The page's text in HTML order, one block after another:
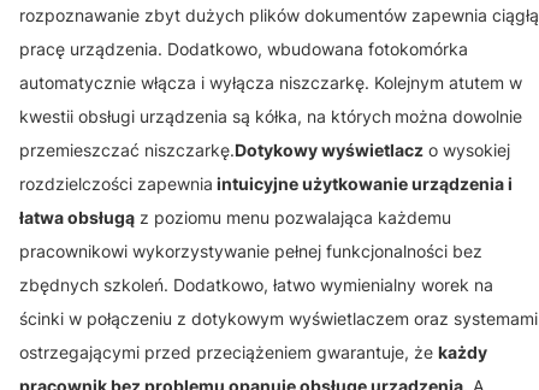
rozpoznawanie zbyt dużych plików dokumentów zapewnia ciągłą
pracę urządzenia. Dodatkowo, wbudowana fotokomórka
automatycznie włącza i wyłącza niszczarkę. Kolejnym atutem w
kwestii obsługi urządzenia są kółka, na których można dowolnie
przemieszczać niszczarkę.Dotykowy wyświetlacz o wysokiej
rozdzielczości zapewnia intuicyjne użytkowanie urządzenia i
łatwa obsługą z poziomu menu pozwalająca każdemu
pracownikowi wykorzystywanie pełnej funkcjonalności bez
zbędnych szkoleń. Dodatkowo, łatwo wymienialny worek na
ścinki w połączeniu z dotykowym wyświetlaczem oraz systemami
ostrzegającymi przed przeciążeniem gwarantuje, że każdy